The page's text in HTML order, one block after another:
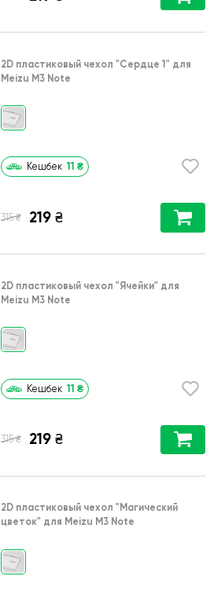
2D пластиковый чехол "Сердце 1" для
Meizu M3 Note
Кешбек 11 ₴
315 ₴ 219 ₴
2D пластиковый чехол "Ячейки" для
Meizu M3 Note
Кешбек 11 ₴
315 ₴ 219 ₴
2D пластиковый чехол "Магический
цветок" для Meizu M3 Note